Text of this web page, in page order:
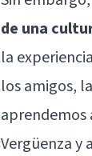
de una
la
los amigos,
aprendemos
Vergüenza y